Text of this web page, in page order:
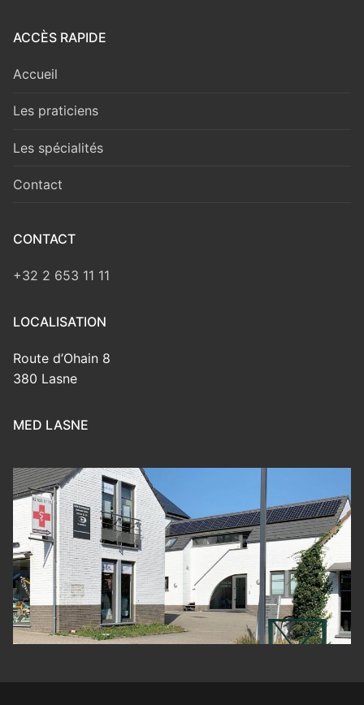
ACCÈS RAPIDE
Accueil
Les praticiens
Les spécialités
Contact
CONTACT
+32 2 653 11 11
LOCALISATION
Route d’Ohain 8
380 Lasne
MED LASNE